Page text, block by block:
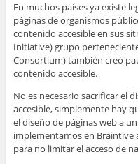
En muchos países ya existe
páginas de organismos
contenido accesible en sus
Initiative) grupo
Consortium) también creó
contenido accesible.
No es necesario sacrificar el
accesible, simplemente hay
el diseño de páginas web a
implementamos en Braintive
para no limitar el acceso de